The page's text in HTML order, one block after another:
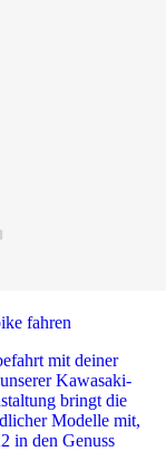
fahren
mit deiner
Kawasaki-
bringt die
Modelle mit,
in den Genuss